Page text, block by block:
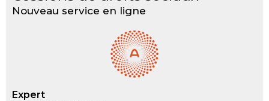
Nouveau service en ligne
Expert